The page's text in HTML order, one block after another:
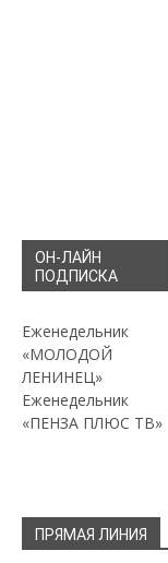
ОН-ЛАЙН
ПОДПИСКА
Еженедельник
«МОЛОДОЙ
ЛЕНИНЕЦ»
Еженедельник
«ПЕНЗА ПЛЮС ТВ»
ПРЯМАЯ ЛИНИЯ